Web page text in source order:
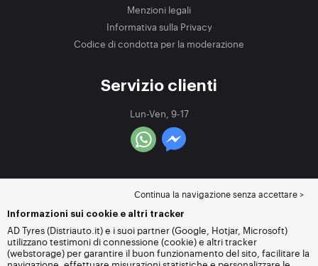
Menzioni legali
Informativa sulla Privacy
Codice di condotta per la moderazione
Servizio clienti
Lun-Ven, 9-17
Continua la navigazione senza accettare >
Informazioni sui cookie e altri tracker
AD Tyres (Distriauto.it) e i suoi partner (Google, Hotjar, Microsoft)
utilizzano testimoni di connessione (cookie) e altri tracker
(webstorage) per garantire il buon funzionamento del sito, facilitare la